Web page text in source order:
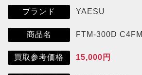
ブランド YAESU
商品名 FTM-300D C4FM
買取参考価格 15,000円